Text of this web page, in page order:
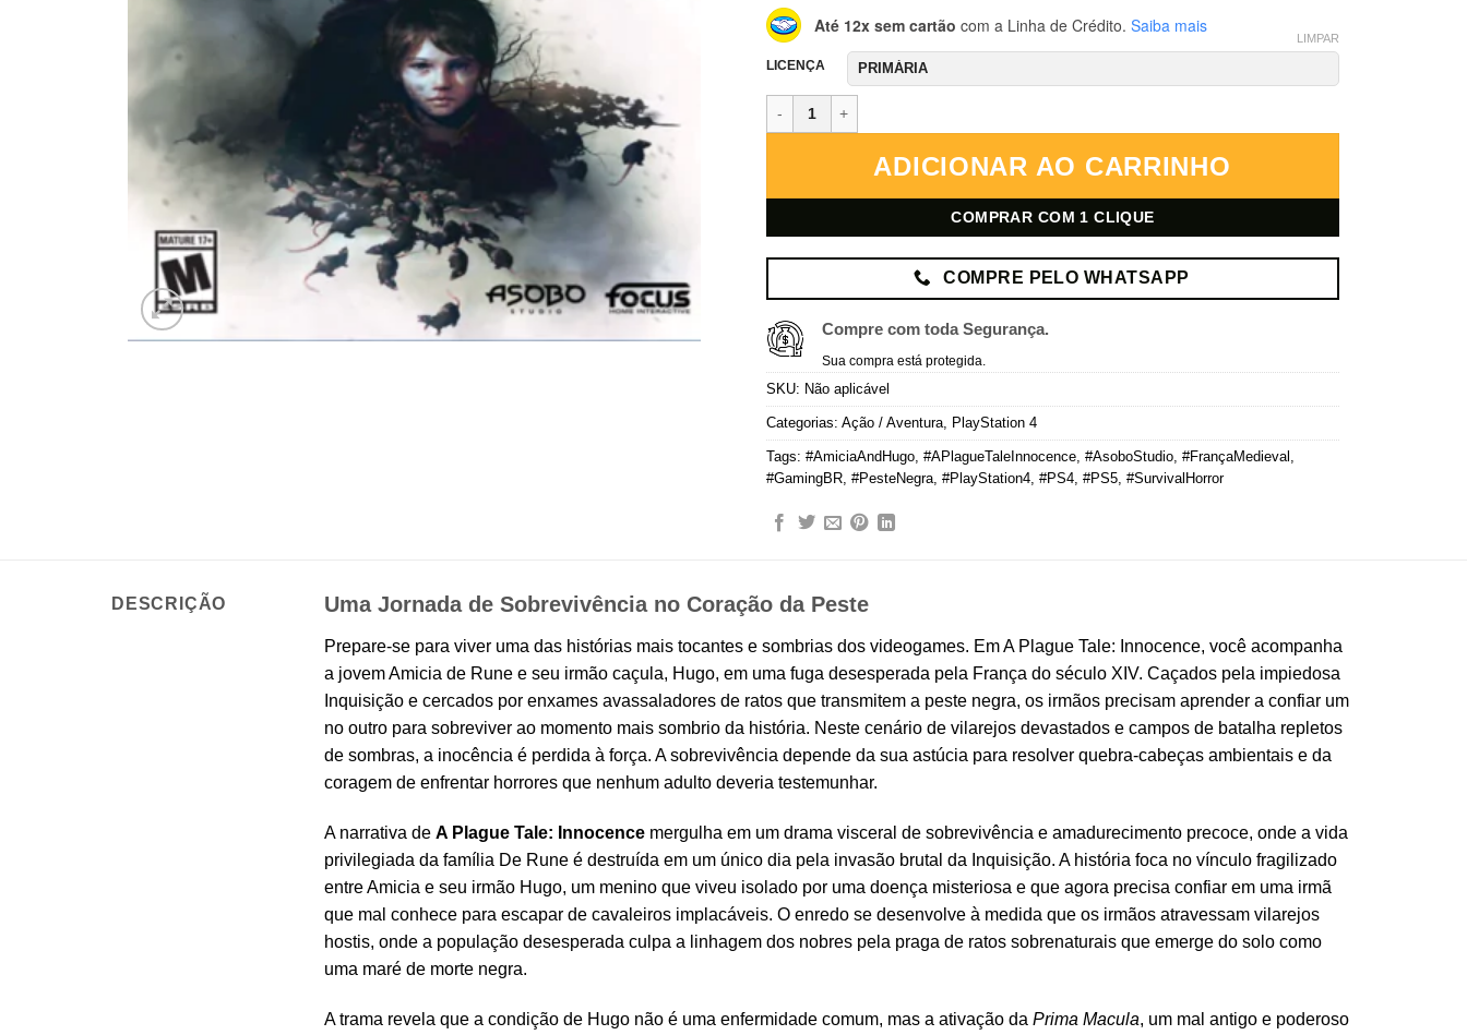
Até 12x sem cartão com a Linha de Crédito. Saiba mais
LICENÇA
LIMPAR
A Plague Tale: Innocence – PlayStation 4 – Mídia Digital quantidade
ADICIONAR AO CARRINHO
COMPRAR COM 1 CLIQUE
COMPRE PELO WHATSAPP
Compre com toda Segurança.
Sua compra está protegida.
SKU: Não aplicável
Categorias: Ação / Aventura PlayStation 4
Tags: #AmiciaAndHugo #APlagueTaleInnocence #AsoboStudio #FrançaMedieval
#GamingBR #PesteNegra #PlayStation4 #PS4 #PS5 #SurvivalHorror
DESCRIÇÃO Uma Jornada de Sobrevivência no Coração da Peste
Prepare-se para viver uma das histórias mais tocantes e sombrias dos videogames. Em A Plague Tale: Innocence, você acompanha
a jovem Amicia de Rune e seu irmão caçula, Hugo, em uma fuga desesperada pela França do século XIV. Caçados pela impiedosa
Inquisição e cercados por enxames avassaladores de ratos que transmitem a peste negra, os irmãos precisam aprender a confiar um
no outro para sobreviver ao momento mais sombrio da história. Neste cenário de vilarejos devastados e campos de batalha repletos
de sombras, a inocência é perdida à força. A sobrevivência depende da sua astúcia para resolver quebra-cabeças ambientais e da
coragem de enfrentar horrores que nenhum adulto deveria testemunhar.
A narrativa de A Plague Tale: Innocence mergulha em um drama visceral de sobrevivência e amadurecimento precoce, onde a vida
privilegiada da família De Rune é destruída em um único dia pela invasão brutal da Inquisição. A história foca no vínculo fragilizado
entre Amicia e seu irmão Hugo, um menino que viveu isolado por uma doença misteriosa e que agora precisa confiar em uma irmã
que mal conhece para escapar de cavaleiros implacáveis. O enredo se desenvolve à medida que os irmãos atravessam vilarejos
hostis, onde a população desesperada culpa a linhagem dos nobres pela praga de ratos sobrenaturais que emerge do solo como
uma maré de morte negra.
A trama revela que a condição de Hugo não é uma enfermidade comum, mas a ativação da Prima Macula, um mal antigo e poderoso